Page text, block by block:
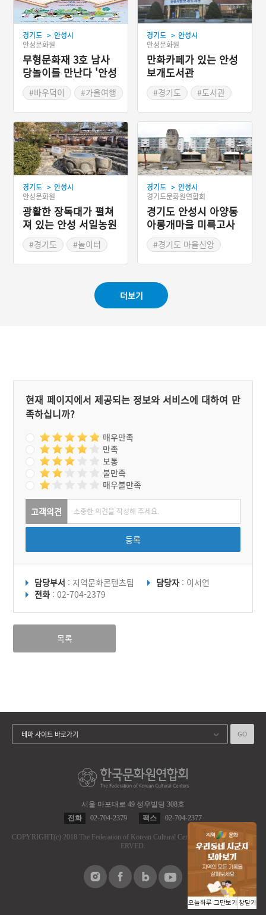
경기도 > 안성시
안성문화원
무형문화재 3호 남사
당놀이를 만난다 '안성
맞춤 남사당 바우덕이
축제'
#바우덕이
#가을여행
경기도 > 안성시
안성문화원
만화카페가 있는 안성
보개도서관
#경기도
#도서관
경기도 > 안성시
안성문화원
광활한 장독대가 펼쳐
져 있는 안성 서일농원
#경기도
#놀이터
경기도 > 안성시
경기도문화원연합회
경기도 안성시 아양동
아롱개마을 미륵고사
#경기도 마을신앙
더보기
현재 페이지에서 제공되는 정보와 서비스에 대하여 만
족하십니까?
매우만족
만족
보통
불만족
매우불만족
고객의견
등록
담당부서 : 지역문화콘텐츠팀 담당자 : 이서연
전화 : 02-704-2379
목록
서울 마포대로 49 성우빌딩 308호
전화
02-704-2379 팩스 02-704-2377
COPYRIGHT(c) 2018 The Federation of Korean Cultural Centers.
ALL RIGHT RES
ERVED.
테마 사이트 바로가기 GO
오늘하루 그만보기 창닫기